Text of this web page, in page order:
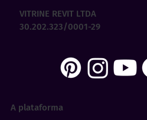
A plataforma
VITRINE REVIT LTDA
30.202.323/0001-29